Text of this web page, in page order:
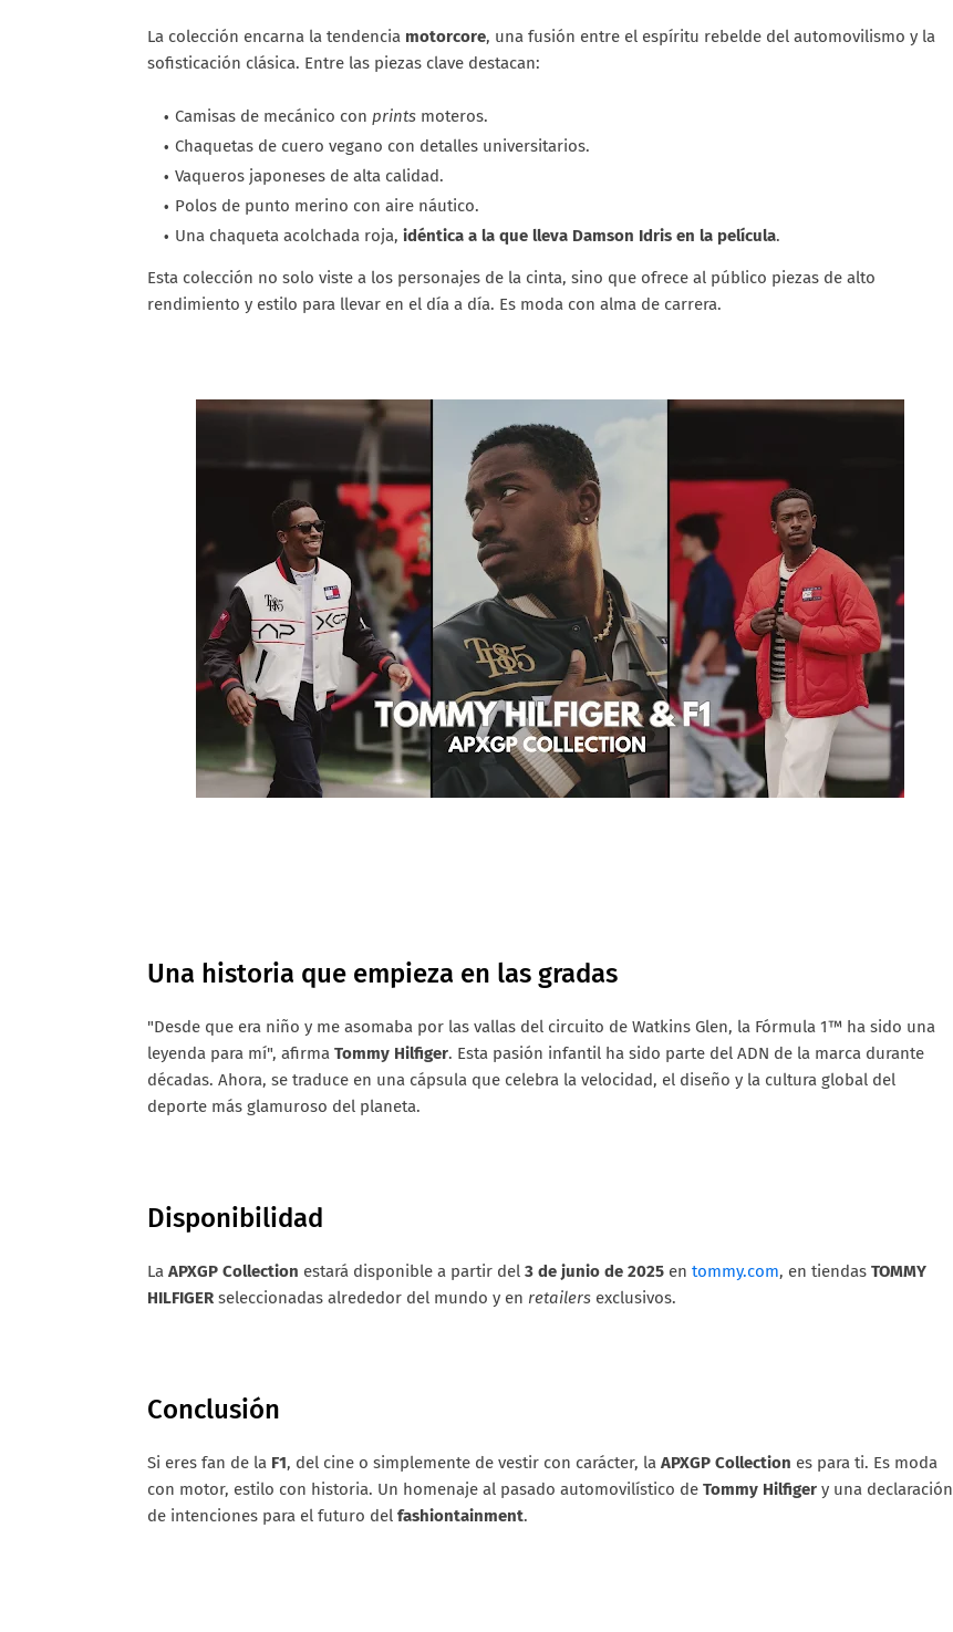
La colección encarna la tendencia motorcore, una fusión entre el espíritu rebelde del automovilismo y la
sofisticación clásica. Entre las piezas clave destacan:
Camisas de mecánico con prints moteros.
Chaquetas de cuero vegano con detalles universitarios.
Vaqueros japoneses de alta calidad.
Polos de punto merino con aire náutico.
Una chaqueta acolchada roja, idéntica a la que lleva Damson Idris en la película.
Esta colección no solo viste a los personajes de la cinta, sino que ofrece al público piezas de alto
rendimiento y estilo para llevar en el día a día. Es moda con alma de carrera.
Una historia que empieza en las gradas
"Desde que era niño y me asomaba por las vallas del circuito de Watkins Glen, la Fórmula 1™ ha sido una
leyenda para mí", afirma Tommy Hilfiger. Esta pasión infantil ha sido parte del ADN de la marca durante
décadas. Ahora, se traduce en una cápsula que celebra la velocidad, el diseño y la cultura global del
deporte más glamuroso del planeta.
Disponibilidad
La APXGP Collection estará disponible a partir del 3 de junio de 2025 en tommy.com, en tiendas TOMMY
HILFIGER seleccionadas alrededor del mundo y en retailers exclusivos.
Conclusión
Si eres fan de la F1, del cine o simplemente de vestir con carácter, la APXGP Collection es para ti. Es moda
con motor, estilo con historia. Un homenaje al pasado automovilístico de Tommy Hilfiger y una declaración
de intenciones para el futuro del fashiontainment.